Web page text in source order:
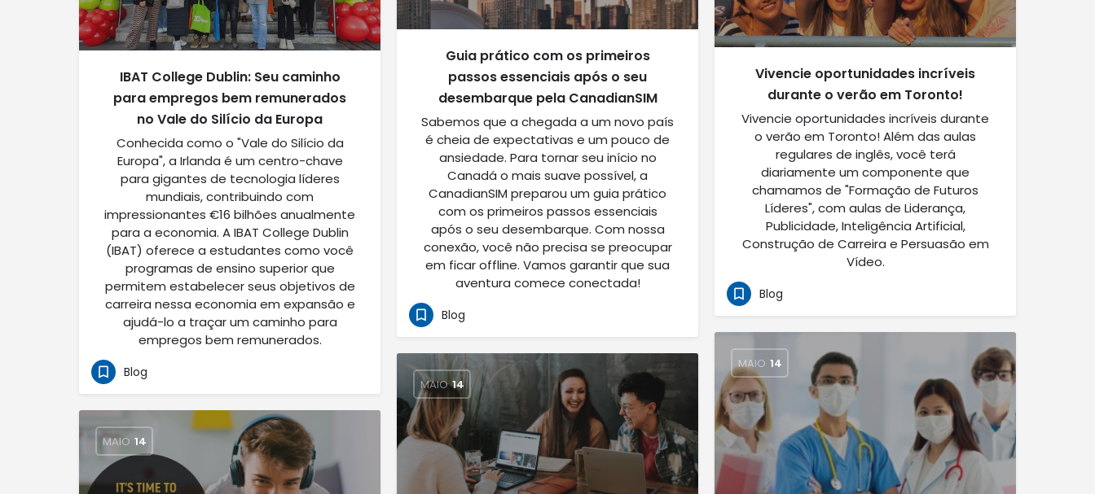
Guia prático com os primeiros
passos essenciais após o seu
desembarque pela CanadianSIM
Sabemos que a chegada a um novo país
é cheia de expectativas e um pouco de
ansiedade. Para tornar seu início no
Canadá o mais suave possível, a
CanadianSIM preparou um guia prático
com os primeiros passos essenciais
após o seu desembarque. Com nossa
conexão, você não precisa se preocupar
em ficar offline. Vamos garantir que sua
aventura comece conectada!
Blog
Vivencie oportunidades incríveis
durante o verão em Toronto!
Vivencie oportunidades incríveis durante
o verão em Toronto! Além das aulas
regulares de inglês, você terá
diariamente um componente que
chamamos de "Formação de Futuros
Líderes", com aulas de Liderança,
Publicidade, Inteligência Artificial,
Construção de Carreira e Persuasão em
Vídeo.
Blog
IBAT College Dublin: Seu caminho
para empregos bem remunerados
no Vale do Silício da Europa
Conhecida como o "Vale do Silício da
Europa", a Irlanda é um centro-chave
para gigantes de tecnologia líderes
mundiais, contribuindo com
impressionantes €16 bilhões anualmente
para a economia. A IBAT College Dublin
(IBAT) oferece a estudantes como você
programas de ensino superior que
permitem estabelecer seus objetivos de
carreira nessa economia em expansão e
ajudá-lo a traçar um caminho para
empregos bem remunerados.
Blog
MAIO 14
MAIO 14
MAIO 14